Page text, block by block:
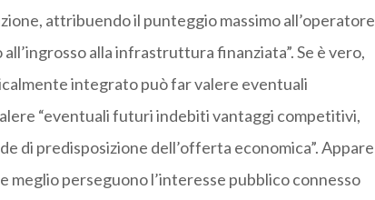
attribuendo il punteggio massimo all’operatore
alla infrastruttura finanziata”. Se è vero,
integrato può far valere eventuali
“eventuali futuri indebiti vantaggi competitivi,
di predisposizione dell’offerta economica”. Appare
perseguono l’interesse pubblico connesso